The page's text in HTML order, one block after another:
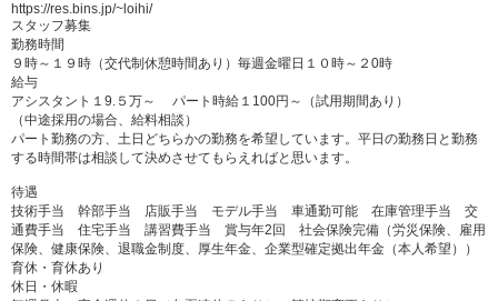
https://res.bins.jp/~loihi/
スタッフ募集
勤務時間
９時～１９時（交代制休憩時間あり）毎週金曜日１０時～２0時
給与
アシスタント１9.５万～ パート時給１100円～（試用期間あり）
（中途採用の場合、給料相談）
パート勤務の方、土日どちらかの勤務を希望しています。平日の勤務日と勤務
する時間帯は相談して決めさせてもらえればと思います。
待遇
技術手当 幹部手当 店販手当 モデル手当 車通勤可能 在庫管理手当 交
通費手当 住宅手当 講習費手当 賞与年2回 社会保険完備（労災保険、雇用
保険、健康保険、退職金制度、厚生年金、企業型確定拠出年金（本人希望））
育休・育休あり
休日・休暇